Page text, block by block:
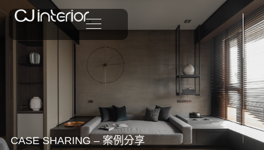
CASE SHARING – 案例分享